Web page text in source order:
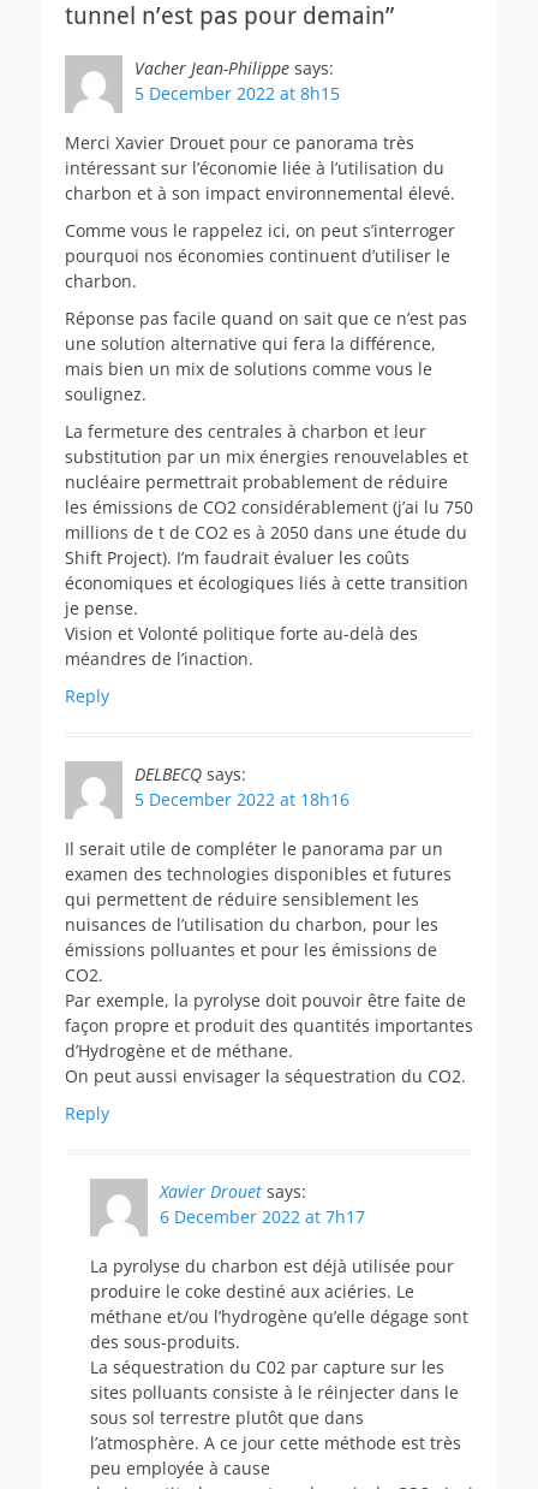
tunnel n’est pas pour demain”
Vacher Jean-Philippe says:
5 December 2022 at 8h15
Merci Xavier Drouet pour ce panorama très
intéressant sur l’économie liée à l’utilisation du
charbon et à son impact environnemental élevé.
Comme vous le rappelez ici, on peut s’interroger
pourquoi nos économies continuent d’utiliser le
charbon.
Réponse pas facile quand on sait que ce n’est pas
une solution alternative qui fera la différence,
mais bien un mix de solutions comme vous le
soulignez.
La fermeture des centrales à charbon et leur
substitution par un mix énergies renouvelables et
nucléaire permettrait probablement de réduire
les émissions de CO2 considérablement (j’ai lu 750
millions de t de CO2 es à 2050 dans une étude du
Shift Project). I’m faudrait évaluer les coûts
économiques et écologiques liés à cette transition
je pense.
Vision et Volonté politique forte au-delà des
méandres de l’inaction.
Reply
DELBECQ says:
5 December 2022 at 18h16
Il serait utile de compléter le panorama par un
examen des technologies disponibles et futures
qui permettent de réduire sensiblement les
nuisances de l’utilisation du charbon, pour les
émissions polluantes et pour les émissions de
CO2.
Par exemple, la pyrolyse doit pouvoir être faite de
façon propre et produit des quantités importantes
d’Hydrogène et de méthane.
On peut aussi envisager la séquestration du CO2.
Reply
Xavier Drouet says:
6 December 2022 at 7h17
La pyrolyse du charbon est déjà utilisée pour
produire le coke destiné aux aciéries. Le
méthane et/ou l’hydrogène qu’elle dégage sont
des sous-produits.
La séquestration du C02 par capture sur les
sites polluants consiste à le réinjecter dans le
sous sol terrestre plutôt que dans
l’atmosphère. A ce jour cette méthode est très
peu employée à cause